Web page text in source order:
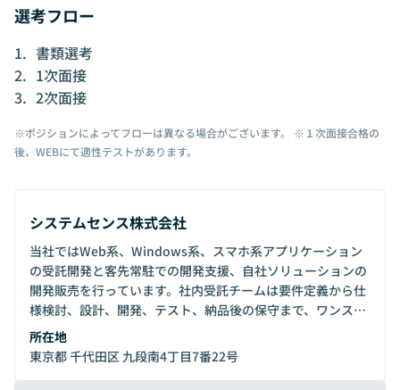
選考フロー
書類選考
1次面接
2次面接
※ポジションによってフローは異なる場合がございます。 ※１次面接合格の
後、WEBにて適性テストがあります。
システムセンス株式会社
当社ではWeb系、Windows系、スマホ系アプリケーション
の受託開発と客先常駐での開発支援、自社ソリューションの
開発販売を行っています。社内受託チームは要件定義から仕
様検討、設計、開発、テスト、納品後の保守まで、ワンスト
ップで対応できる小回りのきくチーム体制があります。ユー
ザーがHappyになるシステムとは何かを考え、最新、最適な
システムを技術の力で実現。また、働く人がHappyでなけれ
所在地
東京都 千代田区 九段南4丁目7番22号